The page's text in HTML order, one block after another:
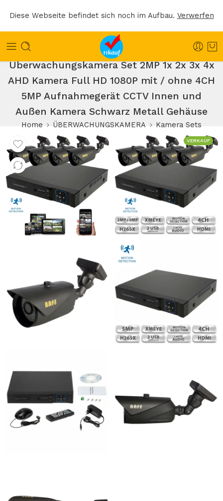
Diese Webseite befindet sich noch im Aufbau. Verwerfen
Überwachungskamera Set 2MP 1x 2x 3x 4x
AHD Kamera Full HD 1080P mit / ohne 4CH
5MP Aufnahmegerät CCTV Innen und
Außen Kamera Schwarz Metall Gehäuse
Home ÜBERWACHUNGSKAMERA Kamera Sets
VERKAUF